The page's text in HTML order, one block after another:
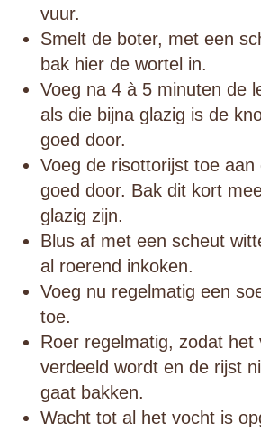
vuur.
Smelt de boter, met een
bak hier de wortel in.
Voeg na 4 à 5 minuten de
als die bijna glazig is de
goed door.
Voeg de risottorijst toe
goed door. Bak dit kort
glazig zijn.
Blus af met een scheut
al roerend inkoken.
Voeg nu regelmatig een
toe.
Roer regelmatig, zodat het
verdeeld wordt en de rijst
gaat bakken.
Wacht tot al het vocht is